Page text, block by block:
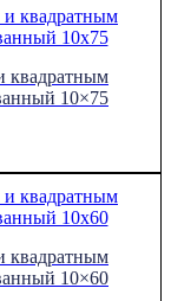
квадратным
10×75
квадратным
10×60